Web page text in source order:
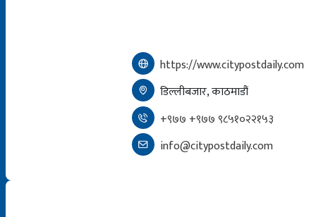
https://www.citypostdaily.com
डिल्लीबजार, काठमाडौं
+९७७ +९७७ ९८५१०२२१५३
info@citypostdaily.com